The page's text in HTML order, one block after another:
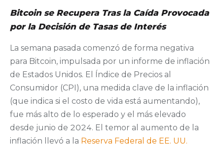
Bitcoin se Recupera Tras la Caída Provocada
por la Decisión de Tasas de Interés
La semana pasada comenzó de forma negativa
para Bitcoin, impulsada por un informe de inflación
de Estados Unidos. El Índice de Precios al
Consumidor (CPI), una medida clave de la inflación
(que indica si el costo de vida está aumentando),
fue más alto de lo esperado y el más elevado
desde junio de 2024. El temor al aumento de la
inflación llevó a la Reserva Federal de EE. UU.